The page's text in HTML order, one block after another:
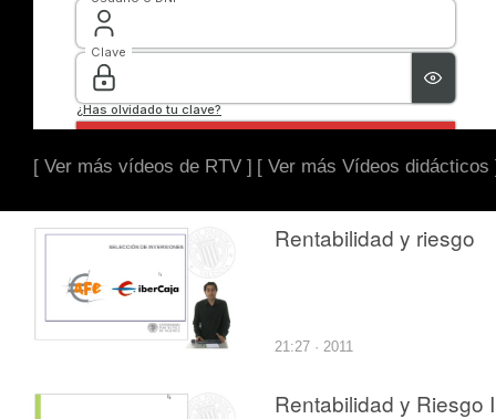
[ Ver más vídeos de RTV ] [ Ver más Vídeos didácticos
Rentabilidad y riesgo
21:27 · 2011
Rentabilidad y Riesgo